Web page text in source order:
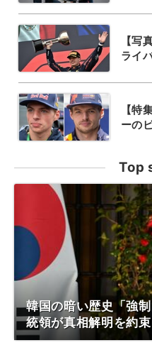
【写
ライ
【特
ーの
Top
韓国の暗い歴史「強
統領が真相解明を約束